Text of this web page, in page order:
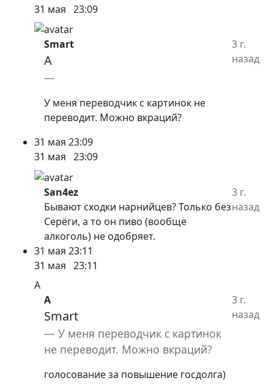
31 мая 23:09
Smart
A
У меня переводчик с картинок не
переводит. Можно вкраций?
3 г.
назад
31 мая 23:09
31 мая 23:09
San4ez
Бывают сходки нарнийцев? Только без
Серёги, а то он пиво (вообще
алкоголь) не одобряет.
3 г.
назад
31 мая 23:11
31 мая 23:11
A
A
Smart
У меня переводчик с картинок
не переводит. Можно вкраций?
голосование за повышение госдолга)
3 г.
назад